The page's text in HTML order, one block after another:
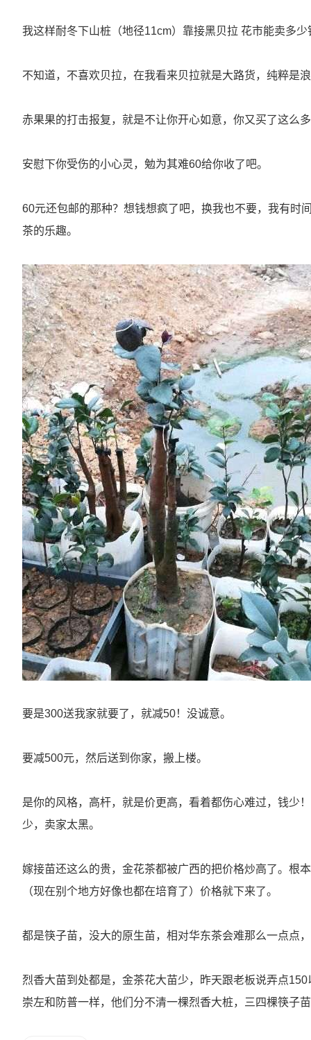
我这样耐冬下山桩（地径11cm）靠接黑贝拉 花市能卖多少
不知道，不喜欢贝拉，在我看来贝拉就是大路货，纯粹是
赤果果的打击报复，就是不让你开心如意，你又买了这么
安慰下你受伤的小心灵，勉为其难60给你收了吧。
60元还包邮的那种？想钱想疯了吧，换我也不要，我有时
茶的乐趣。
要是300送我家就要了，就减50！没诚意。
要减500元，然后送到你家，搬上楼。
是你的风格，高杆，就是价更高，看着都伤心难过，钱少
少，卖家太黑。
嫁接苗还这么的贵，金花茶都被广西的把价格炒高了。根
（现在别个地方好像也都在培育了）价格就下来了。
都是筷子苗，没大的原生苗，相对华东茶会难那么一点点
烈香大苗到处都是，金茶花大苗少，昨天跟老板说弄点
崇左和防普一样，他们分不清一棵烈香大桩，三四棵筷子